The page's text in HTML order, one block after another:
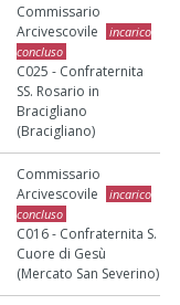
Commissario
Arcivescovile
incarico
concluso
C025 - Confraternita
SS. Rosario in
Bracigliano
(Bracigliano)
Commissario
Arcivescovile
incarico
concluso
C016 - Confraternita S.
Cuore di Gesù
(Mercato San Severino)